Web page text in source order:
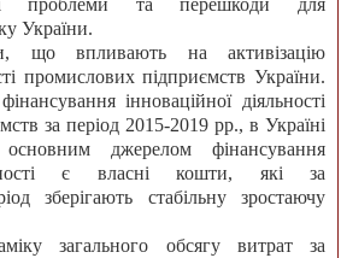
проблеми та перешкоди для
України.
що впливають на активізацію
промислових підприємств України.
інноваційної діяльності
за період 2015-2019 рр., в Україні
джерелом фінансування
є власні кошти, які за
зберігають стабільну зростаючу
загального обсягу витрат за